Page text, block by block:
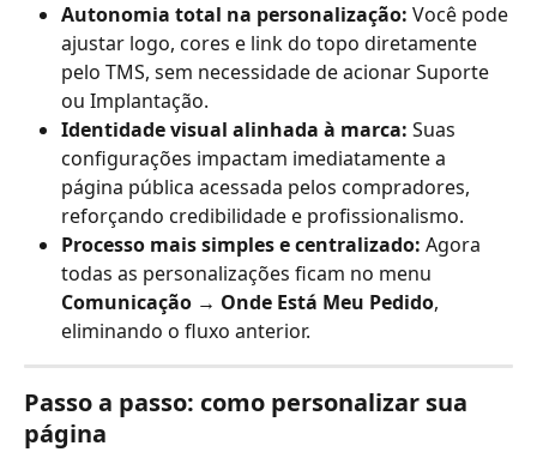
Autonomia total na personalização: Você pode
ajustar logo, cores e link do topo diretamente
pelo TMS, sem necessidade de acionar Suporte
ou Implantação.
Identidade visual alinhada à marca: Suas
configurações impactam imediatamente a
página pública acessada pelos compradores,
reforçando credibilidade e profissionalismo.
Processo mais simples e centralizado: Agora
todas as personalizações ficam no menu
Comunicação → Onde Está Meu Pedido,
eliminando o fluxo anterior.
Passo a passo: como personalizar sua
página